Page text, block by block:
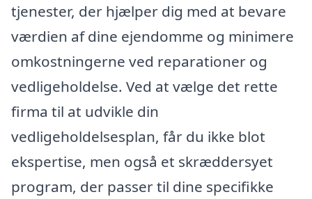
tjenester, der hjælper dig med at bevare
værdien af dine ejendomme og minimere
omkostningerne ved reparationer og
vedligeholdelse. Ved at vælge det rette
firma til at udvikle din
vedligeholdelsesplan, får du ikke blot
ekspertise, men også et skræddersyet
program, der passer til dine specifikke